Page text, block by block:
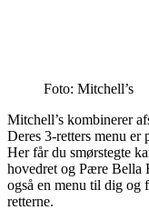
Foto: Mitchell’s
Mitchell’s kombinerer
Deres 3-retters menu
Her får du smørstegte
hovedret og Pære Bella
også en menu til dig og
retterne.